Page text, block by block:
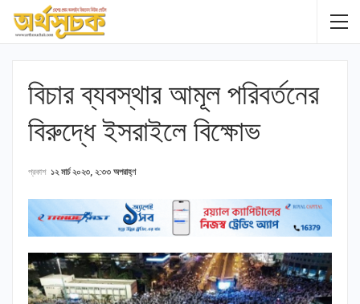
বিচার ব্যবস্থার আমূল পরিবর্তনের
বিরুদ্ধে ইসরাইলে বিক্ষোভ
প্রকাশ ১২ মার্চ ২০২৩, ২:৩৩ অপরাহ্ণ